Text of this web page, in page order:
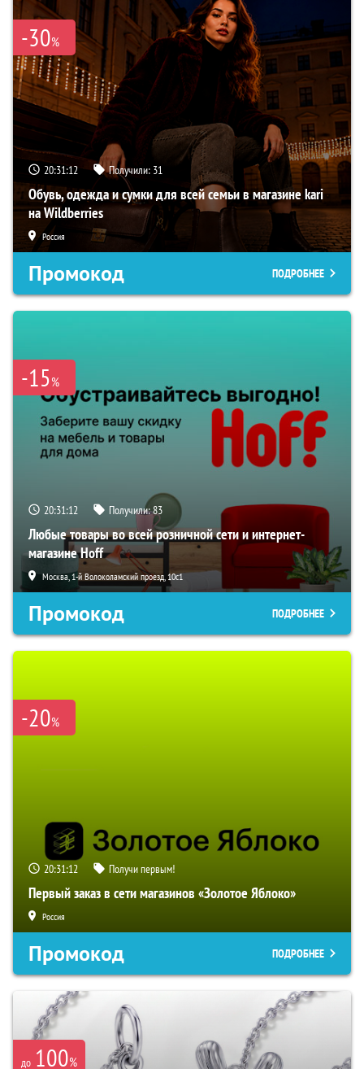
-30%
20:31:11 Получили: 31
Обувь, одежда и сумки для всей семьи в магазине kari
на Wildberries
Россия
Промокод ПОДРОБНЕЕ
-15%
20:31:11 Получили:83
Любые товары во всей розничной сети и интернет-
магазине Hoff
Москва, 1-й Волоколамский проезд, 10с1
Промокод ПОДРОБНЕЕ
-20%
20:31:11 Получи первым!
Первый заказ в сети магазинов «Золотое Яблоко»
Россия
Промокод ПОДРОБНЕЕ
до 100%